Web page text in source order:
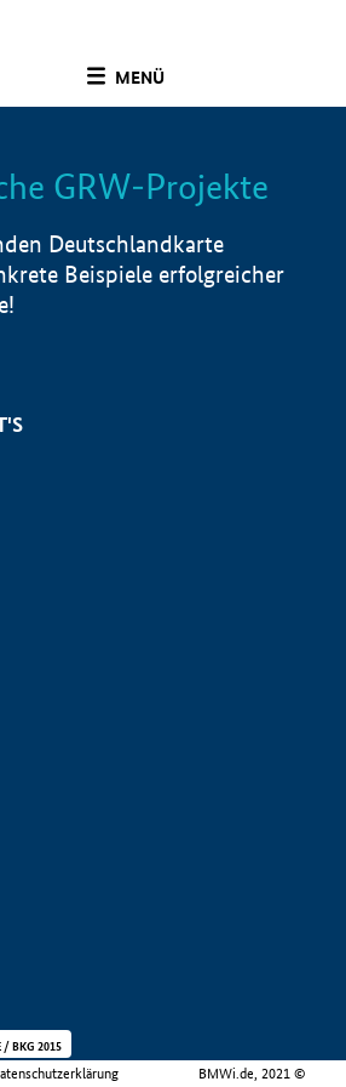
MENÜ
Info
GRW-Projekte
Deutschlandkarte
Beispiele erfolgreicher
BMWi.de, 2021 ©
/ BKG 2015